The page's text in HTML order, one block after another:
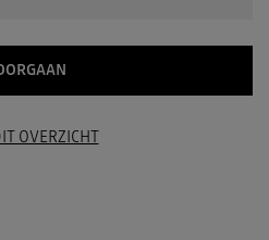
OVERZICHT